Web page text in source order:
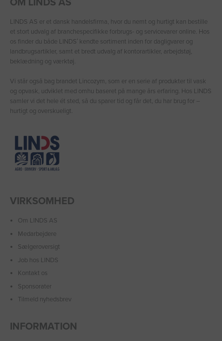
LINDS AS er et dansk handelsfirma, hvor du nemt og hurtigt kan bestille
et stort udvalg af branchespecifikke forbrugs- og servicevarer online. Hos
os finder du både LINDS′ kendte sortiment inden for dagligvarer og
landbrugsartikler, samt et bredt udvalg af kontorartikler, arbejdstøj,
beklædning og værktøj.
Vi står også bag brandet Lincozym, som er en serie af produkter til vask
og opvask, udviklet med omhu baseret på mange års erfaring. Hos LINDS
samler vi det hele ét sted, så du sparer tid og får det, du har brug for –
hurtigt og overskueligt.
VIRKSOMHED
Om LINDS AS
Medarbejdere
Sælgeroversigt
Job hos LINDS
Kontakt os
Sponsorater
Tilmeld nyhedsbrev
INFORMATION